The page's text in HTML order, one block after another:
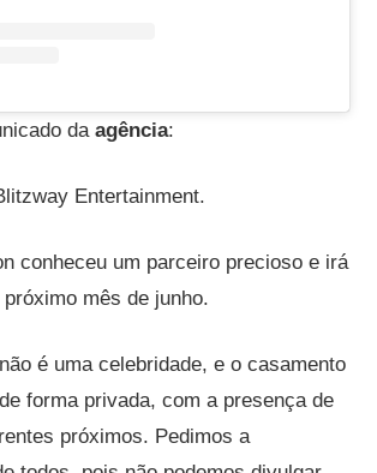
daagência:
Entertainment.
conheceu um parceiro precioso e irá
mês de junho.
é uma celebridade, e o casamento
forma privada, com a presença de
próximos. Pedimos a